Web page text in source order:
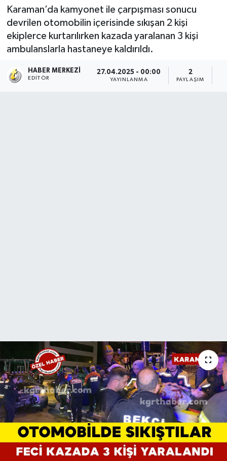
Karaman’da kamyonet ile çarpışması sonucu
devrilen otomobilin içerisinde sıkışan 2 kişi
ekiplerce kurtarılırken kazada yaralanan 3 kişi
ambulanslarla hastaneye kaldırıldı.
HABER MERKEZI
EDITÖR
27.04.2025 - 00:00
YAYINLANMA
2
PAYLAŞIM